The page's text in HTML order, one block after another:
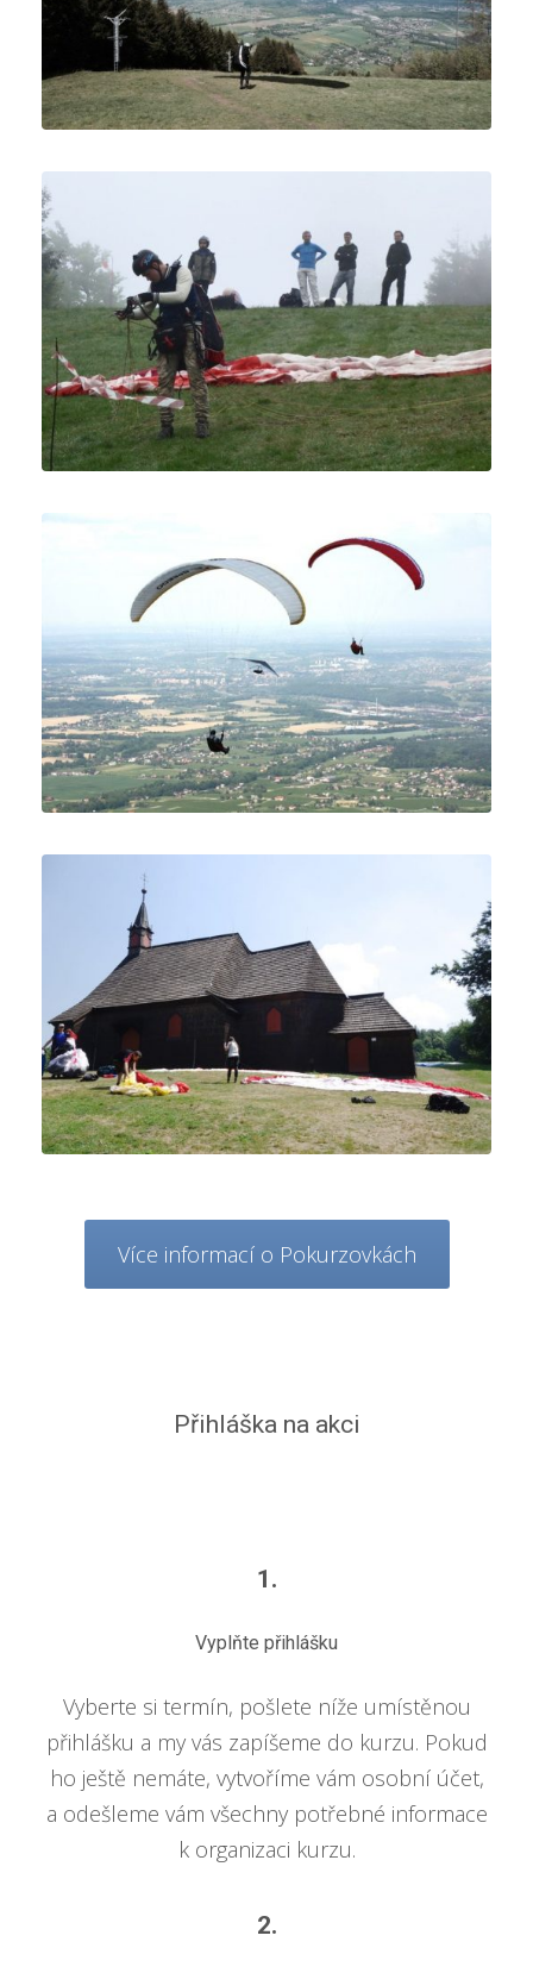
Více informací o Pokurzovkách
Přihláška na akci
1.
Vyplňte přihlášku
Vyberte si termín, pošlete níže umístěnou
přihlášku a my vás zapíšeme do kurzu. Pokud
ho ještě nemáte, vytvoříme vám osobní účet,
a odešleme vám všechny potřebné informace
k organizaci kurzu.
2.